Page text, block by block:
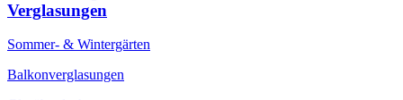
Verglasungen
Sommer- & Wintergärten
Balkonverglasungen